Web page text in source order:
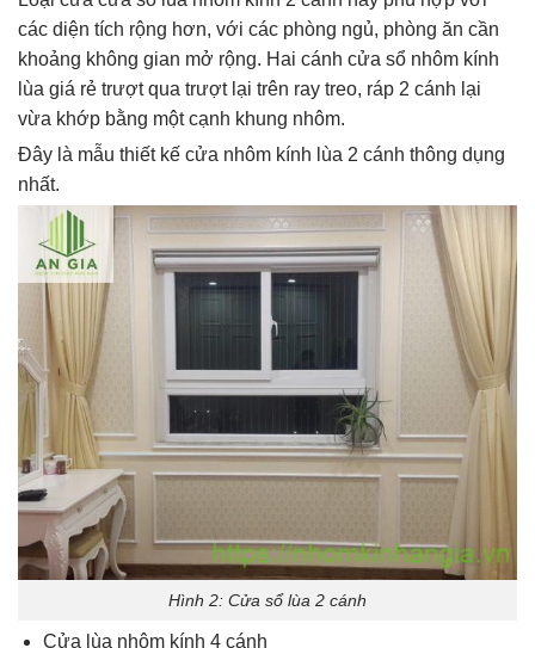
các diện tích rộng hơn, với các phòng ngủ, phòng ăn cần
khoảng không gian mở rộng. Hai cánh cửa sổ nhôm kính
lùa giá rẻ trượt qua trượt lại trên ray treo, ráp 2 cánh lại
vừa khớp bằng một cạnh khung nhôm.
Đây là mẫu thiết kế cửa nhôm kính lùa 2 cánh thông dụng
nhất.
Hình 2: Cửa sổ lùa 2 cánh
Cửa lùa nhôm kính 4 cánh